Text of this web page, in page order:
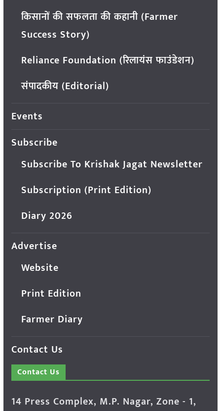
किसानों की सफलता की कहानी (Farmer
Success Story)
Reliance Foundation (रिलायंस फाउंडेशन)
संपादकीय (Editorial)
Events
Subscribe
Subscribe To Krishak Jagat Newsletter
Subscription (Print Edition)
Diary 2026
Advertise
Website
Print Edition
Farmer Diary
Contact Us
Contact Us
14 Press Complex, M.P. Nagar, Zone - 1,